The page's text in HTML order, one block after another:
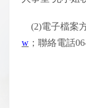
(2)電子檔案方
w；聯絡電話